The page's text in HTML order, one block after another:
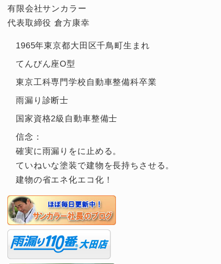
有限会社サンカラー
代表取締役 倉方康幸
1965年東京都大田区千鳥町生まれ
てんびん座O型
東京工科専門学校自動車整備科卒業
雨漏り診断士
国家資格2級自動車整備士
信念：
確実に雨漏りをに止める。
ていねいな塗装で建物を長持ちさせる。
建物の省エネ化エコ化！